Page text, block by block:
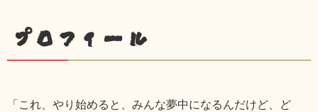
プロフィール
「これ、やり始めると、みんな夢中になるんだけど、ど